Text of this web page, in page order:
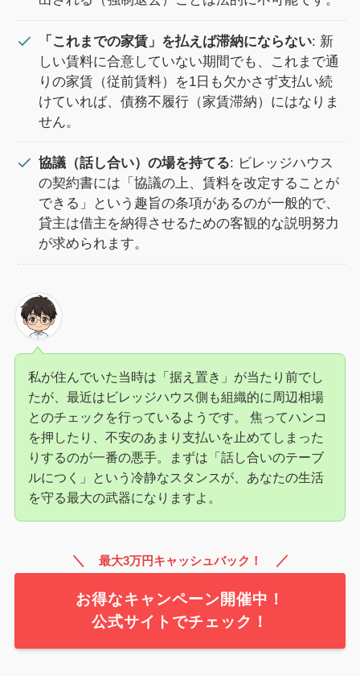
「これまでの家賃」を払えば滞納にならない: 新
しい賃料に合意していない期間でも、これまで通
りの家賃（従前賃料）を1日も欠かさず支払い続
けていれば、債務不履行（家賃滞納）にはなりま
せん。
協議（話し合い）の場を持てる: ビレッジハウス
の契約書には「協議の上、賃料を改定することが
できる」という趣旨の条項があるのが一般的で、
貸主は借主を納得させるための客観的な説明努力
が求められます。
私が住んでいた当時は「据え置き」が当たり前でし
たが、最近はビレッジハウス側も組織的に周辺相場
とのチェックを行っているようです。 焦ってハンコ
を押したり、不安のあまり支払いを止めてしまった
りするのが一番の悪手。まずは「話し合いのテーブ
ルにつく」という冷静なスタンスが、あなたの生活
を守る最大の武器になりますよ。
＼ 最大3万円キャッシュバック！ ／
お得なキャンペーン開催中！
公式サイトでチェック！